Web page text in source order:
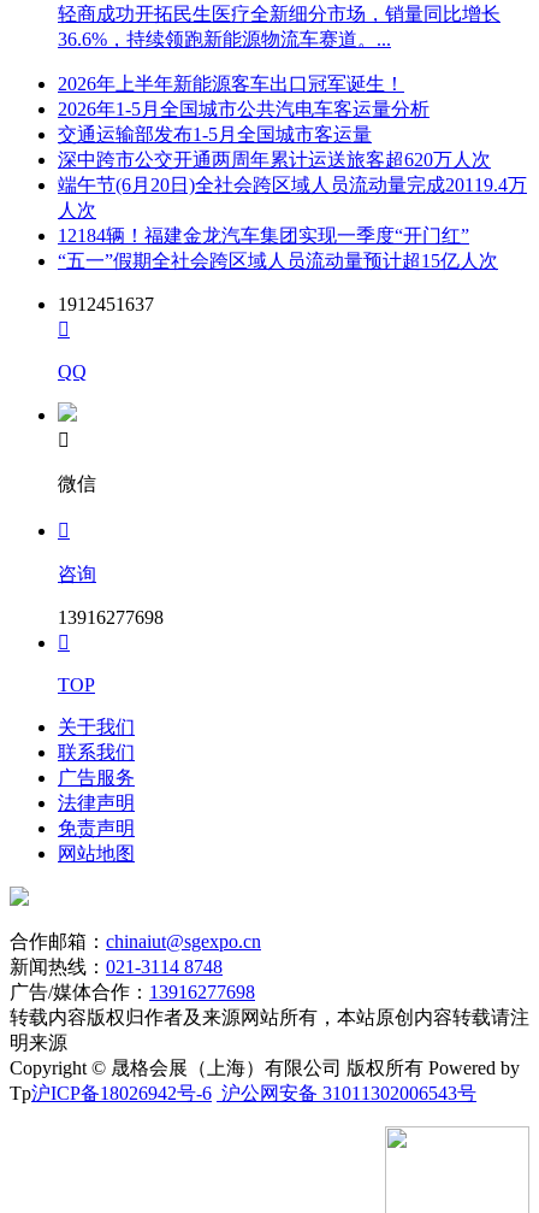
轻商成功开拓民生医疗全新细分市场，销量同比增长
36.6%，持续领跑新能源物流车赛道。...
2026年上半年新能源客车出口冠军诞生！
2026年1-5月全国城市公共汽电车客运量分析
交通运输部发布1-5月全国城市客运量
深中跨市公交开通两周年累计运送旅客超620万人次
端午节(6月20日)全社会跨区域人员流动量完成20119.4万
人次
12184辆！福建金龙汽车集团实现一季度“开门红”
“五一”假期全社会跨区域人员流动量预计超15亿人次
1912451637

QQ

微信

咨询
13916277698

TOP
关于我们
联系我们
广告服务
法律声明
免责声明
网站地图
合作邮箱： chinaiut@sgexpo.cn
新闻热线： 021-3114 8748
广告/媒体合作： 13916277698
转载内容版权归作者及来源网站所有，本站原创内容转载请注
明来源
Copyright © 晟格会展（上海）有限公司 版权所有 Powered by
Tp沪ICP备18026942号-6 沪公网安备 31011302006543号